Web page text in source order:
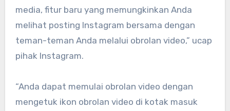
media, fitur baru yang memungkinkan Anda
melihat posting Instagram bersama dengan
teman-teman Anda melalui obrolan video,” ucap
pihak Instagram.
“Anda dapat memulai obrolan video dengan
mengetuk ikon obrolan video di kotak masuk